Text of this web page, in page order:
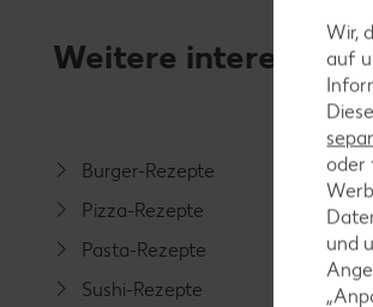
Weitere
Burger-Rezepte
Pizza-Rezepte
Pasta-Rezepte
Sushi-Rezepte
Wir,
auf
oder
und